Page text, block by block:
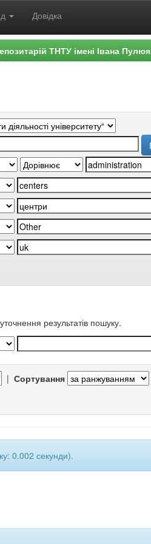
Довідка
ТНТУ імені Івана Пулюя
результатів пошуку.
| Сортування
0.002 секунди).